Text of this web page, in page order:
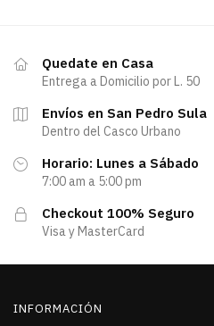
Quedate en Casa
Entrega a Domicilio por L. 50
Envíos en San Pedro Sula
Dentro del Casco Urbano
Horario: Lunes a Sábado
7:00 am a 5:00 pm
Checkout 100% Seguro
Visa y MasterCard
INFORMACIÓN